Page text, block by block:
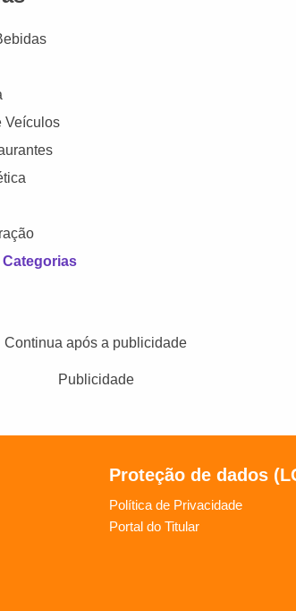
Veículos
Categorias
Continua após a publicidade
Publicidade
Proteção de dados
Política de Privacidade
Portal do Titular